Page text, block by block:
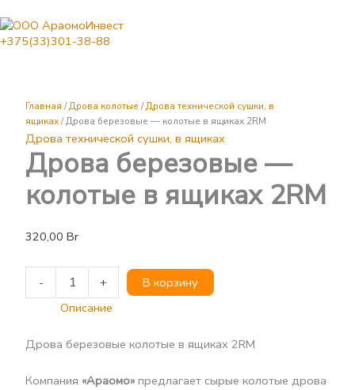
+375(33)301-38-88
Главная /Дрова колотые /Дрова технической сушки, в
ящиках/ Дрова березовые — колотые в ящиках 2RM
Дрова технической сушки, в ящиках
Дрова березовые —
колотые в ящиках 2RM
320,00Br
-
березовые
-
колотые
в
ящиках
2RM
+
В корзину
Описание
Дрова березовые колотые в ящиках 2RM
Компания «Араомо» предлагает сырые колотые дрова